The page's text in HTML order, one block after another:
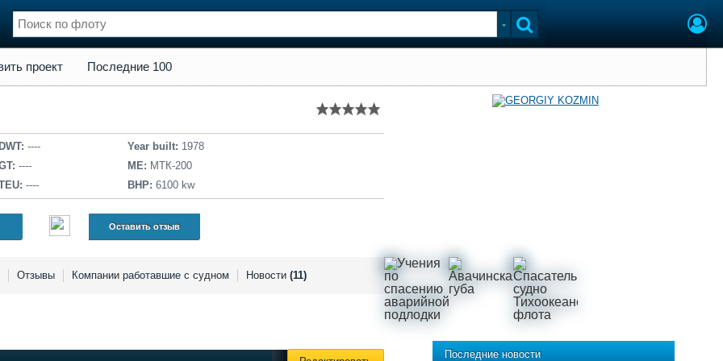
Флот
Отзывы
Все службы
проект Последние 100
DWT: ----
----
----
Year built: 1978
ME: МТК-200
BHP: 6100 kw
Оставить отзыв
Отзывы Компании работавшие с судном Новости (11)
Последние новости